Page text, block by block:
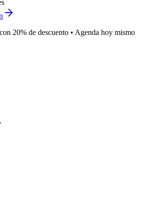
20% de descuento • Agenda hoy mismo